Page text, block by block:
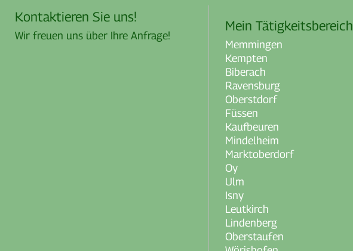
Kontaktieren Sie uns!
Wir freuen uns über Ihre Anfrage!
Mein Tätigkeitsbereich
Memmingen
Kempten
Biberach
Ravensburg
Oberstdorf
Füssen
Kaufbeuren
Mindelheim
Marktoberdorf
Oy
Ulm
Isny
Leutkirch
Lindenberg
Oberstaufen